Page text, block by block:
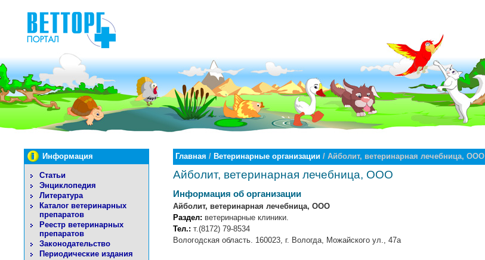
Информация
Статьи
Энциклопедия
Литература
Каталог ветеринарных
препаратов
Реестр ветеринарных
препаратов
Законодательство
Периодические издания
Главная / Ветеринарные организации / Айболит, ветеринарная лечебница, ООО
Айболит, ветеринарная лечебница, ООО
Информация об организации
Айболит, ветеринарная лечебница, ООО
Раздел: ветеринарные клиники.
Тел.: т.(8172) 79-8534
Вологодская область. 160023, г. Вологда, Можайского ул., 47а